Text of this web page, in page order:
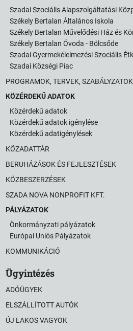
Szadai Szociális Alapszolgáltatási
Székely Bertalan Általános Iskola
Székely Bertalan Művelődési Ház és
Székely Bertalan Óvoda - Bölcsőde
Szadai Gyermekélelmezési Szociális
Szadai Községi Piac
PROGRAMOK, TERVEK, SZABÁLYZATOK
KÖZÉRDEKŰ ADATOK
Közérdekű adatok
Közérdekű adatok igénylése
Közérdekű adatigénylések
KÖZADATTÁR
BERUHÁZÁSOK ÉS FEJLESZTÉSEK
KÖZBESZERZÉSEK
SZADA NOVA NONPROFIT KFT.
PÁLYÁZATOK
Önkormányzati pályázatok
Európai Uniós Pályázatok
KOMMUNIKÁCIÓ
Ügyintézés
ADÓÜGYEK
ELSZÁLLÍTOTT AUTÓK
ÚJ LAKOS VAGYOK